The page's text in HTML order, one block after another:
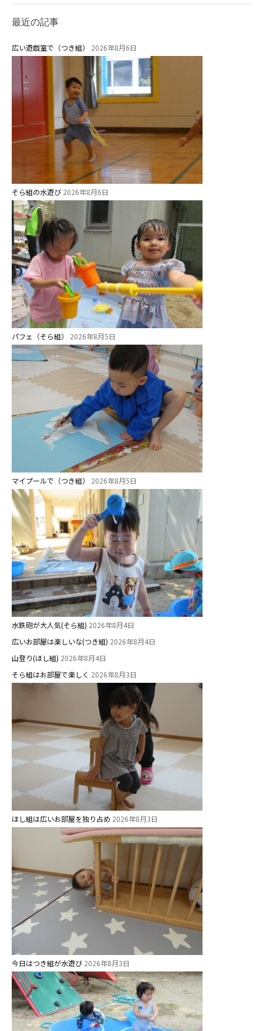
最近の記事
広い遊戯室で（つき組） 2026年8月6日
そら組の水遊び 2026年8月6日
パフェ（そら組） 2026年8月5日
マイプールで（つき組） 2026年8月5日
水鉄砲が大人気(そら組) 2026年8月4日
広いお部屋は楽しいな(つき組) 2026年8月4日
山登り(ほし組) 2026年8月4日
そら組はお部屋で楽しく 2026年8月3日
ほし組は広いお部屋を独り占め 2026年8月3日
今日はつき組が水遊び 2026年8月3日